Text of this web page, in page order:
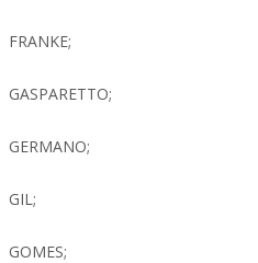
FRANKE;
GASPARETTO;
GERMANO;
GIL;
GOMES;